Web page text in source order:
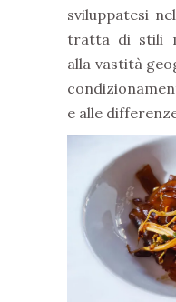
sviluppatesi
tratta di stili
alla vastità
e alle